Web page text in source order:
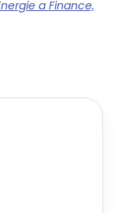
a Finance,